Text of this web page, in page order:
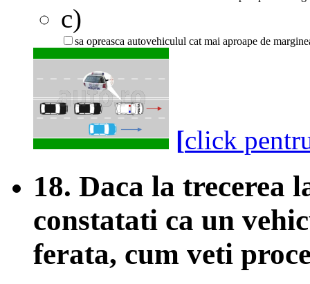
c)
sa opreasca autovehiculul cat mai aproape de
[click
18. Daca la trecerea
constatati ca un
ferata, cum veti